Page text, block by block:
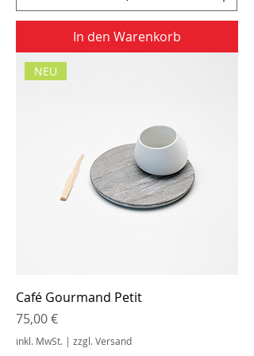
In den Warenkorb
NEU
Café Gourmand Petit
Preis
75,00 €
inkl. MwSt. | zzgl. Versand